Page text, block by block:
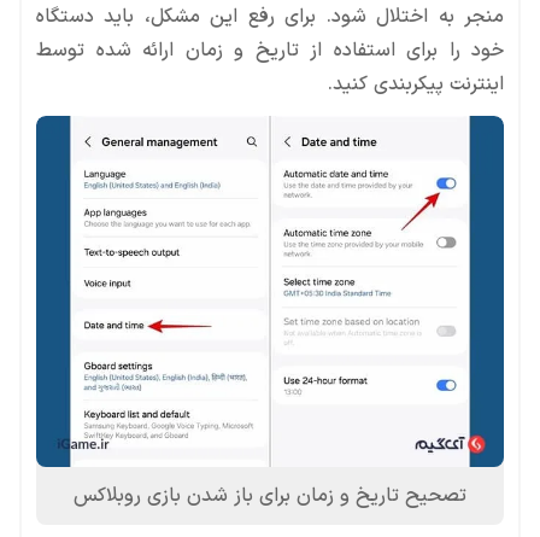
منجر به اختلال شود. برای رفع این مشکل، باید دستگاه
خود را برای استفاده از تاریخ و زمان ارائه شده توسط
اینترنت پیکربندی کنید.
تصحیح تاریخ و زمان برای باز شدن بازی روبلاکس